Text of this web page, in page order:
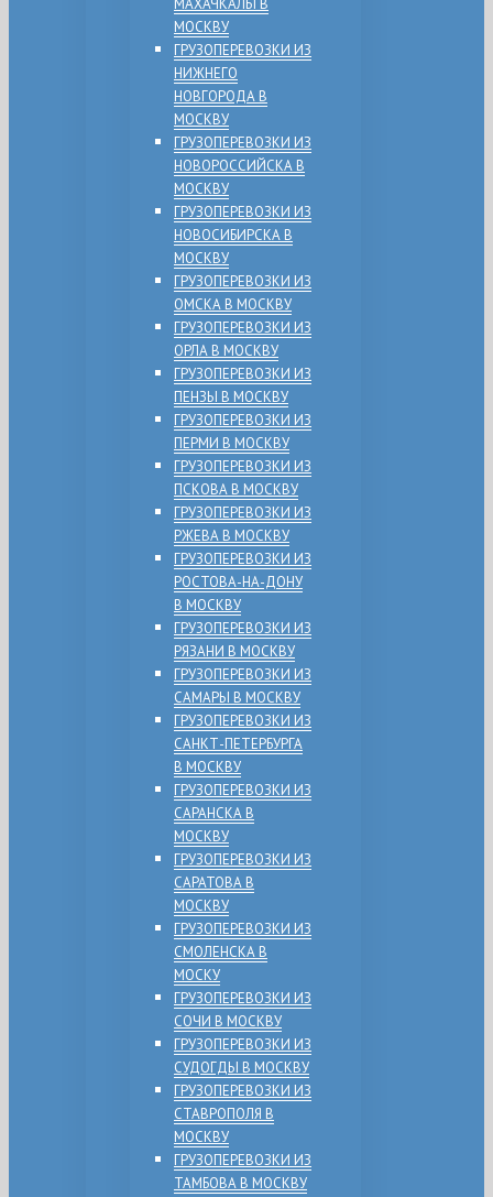
МАХАЧКАЛЫ В
МОСКВУ
ГРУЗОПЕРЕВОЗКИ ИЗ
НИЖНЕГО
НОВГОРОДА В
МОСКВУ
ГРУЗОПЕРЕВОЗКИ ИЗ
НОВОРОССИЙСКА В
МОСКВУ
ГРУЗОПЕРЕВОЗКИ ИЗ
НОВОСИБИРСКА В
МОСКВУ
ГРУЗОПЕРЕВОЗКИ ИЗ
ОМСКА В МОСКВУ
ГРУЗОПЕРЕВОЗКИ ИЗ
ОРЛА В МОСКВУ
ГРУЗОПЕРЕВОЗКИ ИЗ
ПЕНЗЫ В МОСКВУ
ГРУЗОПЕРЕВОЗКИ ИЗ
ПЕРМИ В МОСКВУ
ГРУЗОПЕРЕВОЗКИ ИЗ
ПСКОВА В МОСКВУ
ГРУЗОПЕРЕВОЗКИ ИЗ
РЖЕВА В МОСКВУ
ГРУЗОПЕРЕВОЗКИ ИЗ
РОСТОВА-НА-ДОНУ
В МОСКВУ
ГРУЗОПЕРЕВОЗКИ ИЗ
РЯЗАНИ В МОСКВУ
ГРУЗОПЕРЕВОЗКИ ИЗ
САМАРЫ В МОСКВУ
ГРУЗОПЕРЕВОЗКИ ИЗ
САНКТ-ПЕТЕРБУРГА
В МОСКВУ
ГРУЗОПЕРЕВОЗКИ ИЗ
САРАНСКА В
МОСКВУ
ГРУЗОПЕРЕВОЗКИ ИЗ
САРАТОВА В
МОСКВУ
ГРУЗОПЕРЕВОЗКИ ИЗ
СМОЛЕНСКА В
МОСКУ
ГРУЗОПЕРЕВОЗКИ ИЗ
СОЧИ В МОСКВУ
ГРУЗОПЕРЕВОЗКИ ИЗ
СУДОГДЫ В МОСКВУ
ГРУЗОПЕРЕВОЗКИ ИЗ
СТАВРОПОЛЯ В
МОСКВУ
ГРУЗОПЕРЕВОЗКИ ИЗ
ТАМБОВА В МОСКВУ